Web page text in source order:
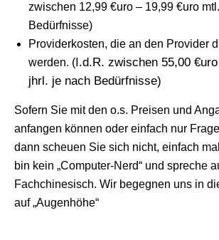
zwischen 12,99 €uro – 19,99 €uro
Bedürfnisse)
Providerkosten, die an den Provider
werden. (I.d.R. zwischen 55,00
jhrl. je nach Bedürfnisse)
Sofern Sie mit den o.s. Preisen und
anfangen können oder einfach nur
dann scheuen Sie sich nicht, einfach
bin kein „Computer-Nerd“ und spreche
Fachchinesisch. Wir begegnen uns in
auf „Augenhöhe“